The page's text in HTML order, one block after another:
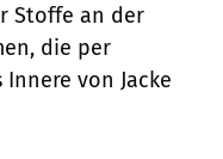
Stoffe an der
die per
von Jacke